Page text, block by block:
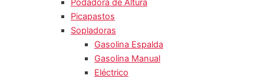
Podadora de Altura
Picapastos
Sopladoras
Gasolina Espalda
Gasolina Manual
Eléctrico